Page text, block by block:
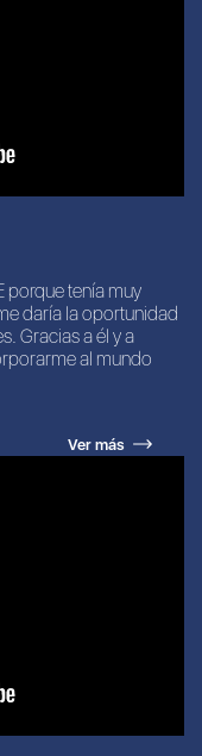
porque tenía muy
daría la oportunidad
Gracias a él y a
al mundo
Ver más